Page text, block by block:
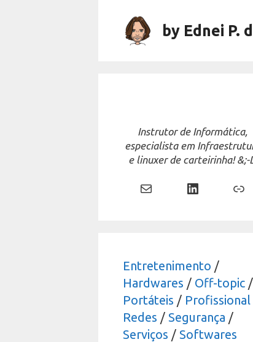
by Ednei P.
Instrutor de Informática,
especialista em
e linuxer de carteirinha! &;-
Mail LinkedIn Link
Entretenimento /
Hardwares / Off-topic /
Portáteis / Profissional
Redes / Segurança /
Serviços / Softwares